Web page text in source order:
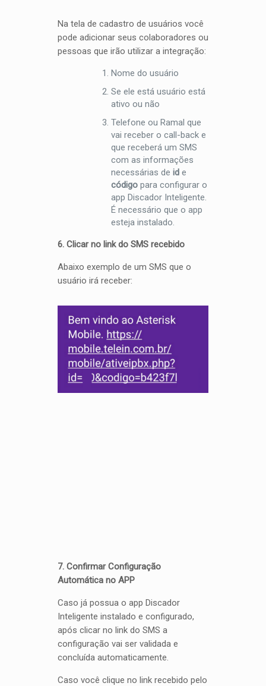
Na tela de cadastro de usuários você
pode adicionar seus colaboradores ou
pessoas que irão utilizar a integração:
Nome do usuário
Se ele está usuário está
ativo ou não
Telefone ou Ramal que
vai receber o call-back e
que receberá um SMS
com as informações
necessárias de ide
códigopara configurar o
app Discador Inteligente.
É necessário que o app
esteja instalado.
6. Clicar no link do SMS recebido
Abaixo exemplo de um SMS que o
usuário irá receber:
7. Confirmar Configuração
Automática no APP
Caso já possua o app Discador
Inteligente instalado e configurado,
após clicar no link do SMS a
configuração vai ser validada e
concluída automaticamente.
Caso você clique no link recebido pelo